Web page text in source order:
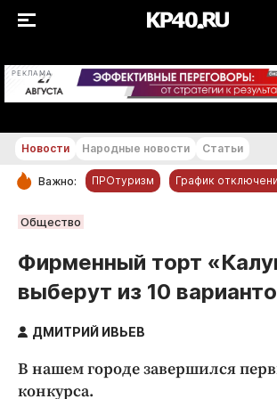
РЕКЛАМА +17...+18 °С
РУБРИКИ
Новости компаний
Статьи
Народные новости
Благоустройство
Новости Народные новости Статьи
Важно: ПРОтуризм График
Общество
Фирменный торт
выберут из 10
ДМИТРИЙ ИВЬЕВ
В нашем городе завершился
конкурса.